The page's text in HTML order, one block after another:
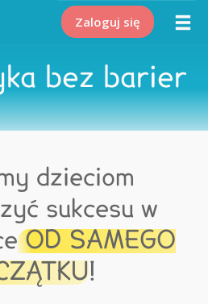
Zaloguj się
bez barier
dzieciom
sukcesu w
OD SAMEGO
!